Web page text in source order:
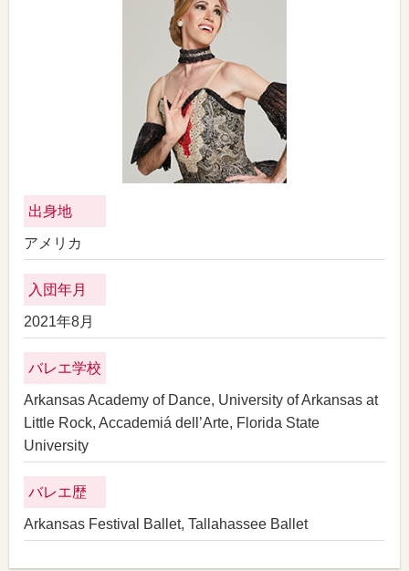
出身地
アメリカ
入団年月
2021年8月
バレエ学校
Arkansas Academy of Dance, University of Arkansas at
Little Rock, Accademiá dell’Arte, Florida State
University
バレエ歴
Arkansas Festival Ballet, Tallahassee Ballet